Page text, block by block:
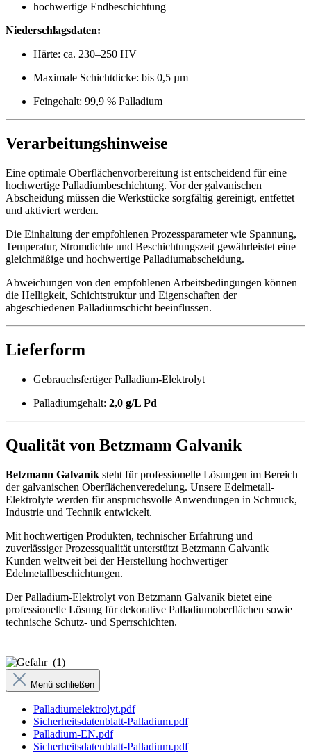
hochwertige Endbeschichtung
Niederschlagsdaten:
Härte: ca. 230–250 HV
Maximale Schichtdicke: bis 0,5 µm
Feingehalt: 99,9 % Palladium
Verarbeitungshinweise
Eine optimale Oberflächenvorbereitung ist entscheidend für eine
hochwertige Palladiumbeschichtung. Vor der galvanischen
Abscheidung müssen die Werkstücke sorgfältig gereinigt, entfettet
und aktiviert werden.
Die Einhaltung der empfohlenen Prozessparameter wie Spannung,
Temperatur, Stromdichte und Beschichtungszeit gewährleistet eine
gleichmäßige und hochwertige Palladiumabscheidung.
Abweichungen von den empfohlenen Arbeitsbedingungen können
die Helligkeit, Schichtstruktur und Eigenschaften der
abgeschiedenen Palladiumschicht beeinflussen.
Lieferform
Gebrauchsfertiger Palladium-Elektrolyt
Palladiumgehalt: 2,0 g/L Pd
Qualität von Betzmann Galvanik
Betzmann Galvanik steht für professionelle Lösungen im Bereich
der galvanischen Oberflächenveredelung. Unsere Edelmetall-
Elektrolyte werden für anspruchsvolle Anwendungen in Schmuck,
Industrie und Technik entwickelt.
Mit hochwertigen Produkten, technischer Erfahrung und
zuverlässiger Prozessqualität unterstützt Betzmann Galvanik
Kunden weltweit bei der Herstellung hochwertiger
Edelmetallbeschichtungen.
Der Palladium-Elektrolyt von Betzmann Galvanik bietet eine
professionelle Lösung für dekorative Palladiumoberflächen sowie
technische Schutz- und Sperrschichten.
Menü schließen
Palladiumelektrolyt.pdf
Sicherheitsdatenblatt-Palladium.pdf
Palladium-EN.pdf
Sicherheitsdatenblatt-Palladium.pdf